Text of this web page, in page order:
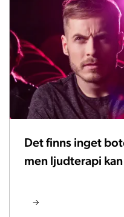
Det finns inget
men ljudterapi